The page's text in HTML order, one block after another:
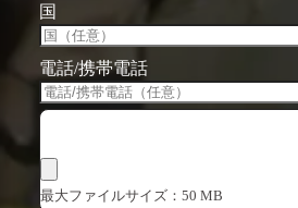
国
電話/携帯電話
最大ファイルサイズ：50 MB